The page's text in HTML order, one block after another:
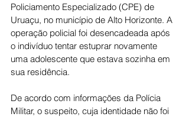
Policiamento Especializado (CPE) de
Uruaçu, no município de Alto Horizonte. A
operação policial foi desencadeada após
o indivíduo tentar estuprar novamente
uma adolescente que estava sozinha em
sua residência.
De acordo com informações da Polícia
Militar, o suspeito, cuja identidade não foi